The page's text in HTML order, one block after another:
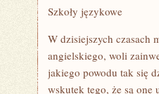
MA
KAŻDY
Z
Szkoły językowe
W dzisiejszych czasach
angielskiego, woli
jakiego powodu tak się
wskutek tego, że są one